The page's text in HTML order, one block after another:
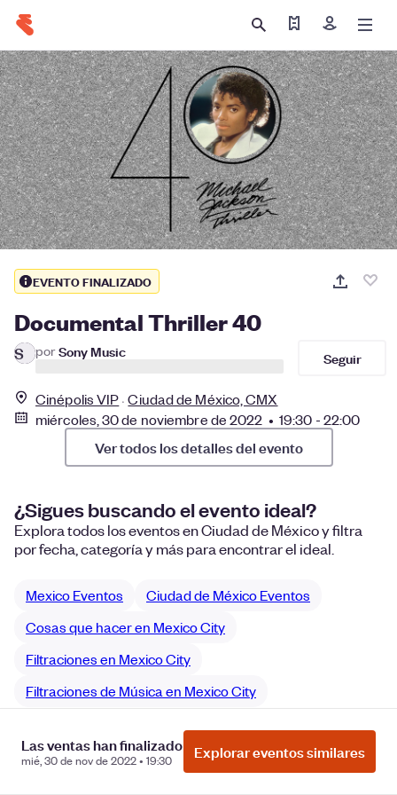
Encontrar mis
Iniciar
EVENTO FINALIZADO
Documental Thriller 40
S por Sony Music Seguir
Cinépolis VIP Ciudad de México, CMX
miércoles, 30 de noviembre de 2022 • 19:30 - 22:00
Ver todos los detalles del evento
¿Sigues buscando el evento ideal?
Explora todos los eventos en Ciudad de México y filtra
por fecha, categoría y más para encontrar el ideal.
Mexico Eventos
Ciudad de México Eventos
Cosas que hacer en Mexico City
Filtraciones en Mexico City
Filtraciones de Música en Mexico City
Las ventas han finalizado
mié, 30 de nov de 2022 • 19:30 Explorar eventos similares
Gestionar preferencias de cookies
información personal
Privacidad